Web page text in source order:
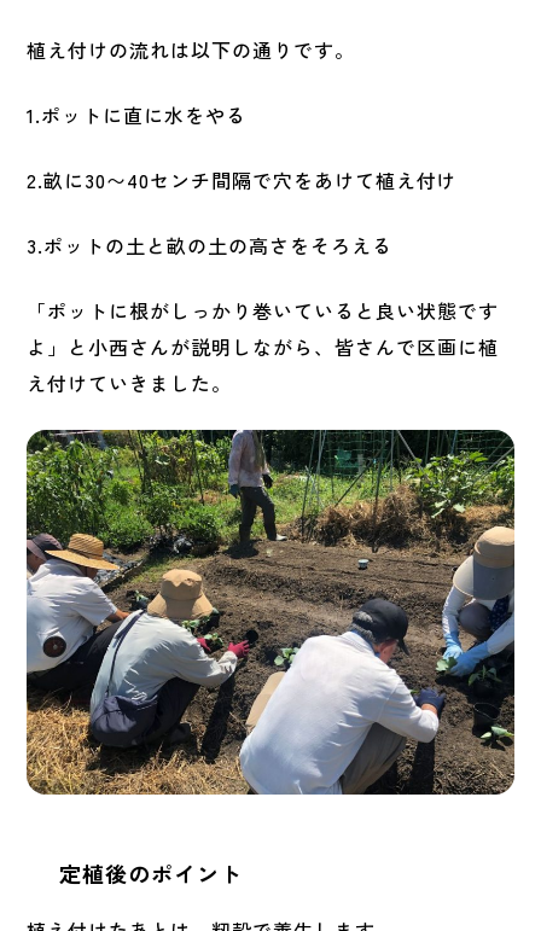
植え付けの流れは以下の通りです。
1.ポットに直に水をやる
2.畝に30〜40センチ間隔で穴をあけて植え付け
3.ポットの土と畝の土の高さをそろえる
「ポットに根がしっかり巻いていると良い状態です
よ」と小西さんが説明しながら、皆さんで区画に植
え付けていきました。
定植後のポイント